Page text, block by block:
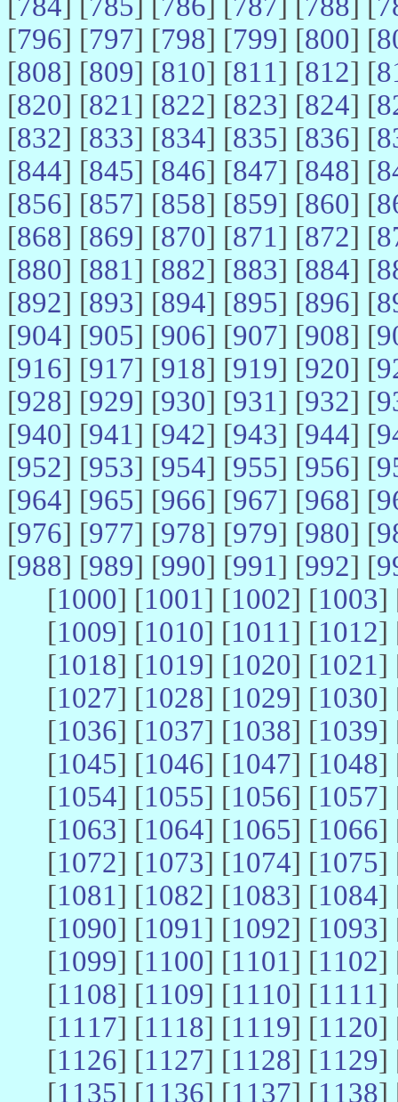
[796] [797] [798] [799] [800] [
[808] [809] [810] [811] [812] [
[820] [821] [822] [823] [824] [
[832] [833] [834] [835] [836] [
[844] [845] [846] [847] [848] [
[856] [857] [858] [859] [860] [
[868] [869] [870] [871] [872] [
[880] [881] [882] [883] [884] [
[892] [893] [894] [895] [896] [
[904] [905] [906] [907] [908] [
[916] [917] [918] [919] [920] [
[928] [929] [930] [931] [932] [
[940] [941] [942] [943] [944] [
[952] [953] [954] [955] [956] [
[964] [965] [966] [967] [968] [
[976] [977] [978] [979] [980] [
[988] [989] [990] [991] [992] [
[1000] [1001] [1002] [1003]
[1009] [1010] [1011] [1012]
[1018] [1019] [1020] [1021]
[1027] [1028] [1029] [1030]
[1036] [1037] [1038] [1039]
[1045] [1046] [1047] [1048]
[1054] [1055] [1056] [1057]
[1063] [1064] [1065] [1066]
[1072] [1073] [1074] [1075]
[1081] [1082] [1083] [1084]
[1090] [1091] [1092] [1093]
[1099] [1100] [1101] [1102]
[1108] [1109] [1110] [1111]
[1117] [1118] [1119] [1120]
[1126] [1127] [1128] [1129]
[1135] [1136] [1137] [1138]